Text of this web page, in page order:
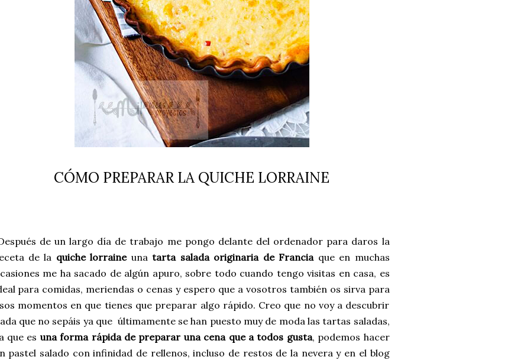
CÓMO PREPARAR LA QUICHE LORRAINE
de un largo día de trabajo me pongo delante del ordenador para daros la
de la quiche lorraineunatarta salada originaria de Franciaque en muchas
me ha sacado de algún apuro, sobre todo cuando tengo visitas en casa, es
para comidas, meriendas o cenas y espero que a vosotros también os sirva para
momentos en que tienes que preparar algo rápido. Creo que no voy a descubrir
que no sepáis ya que últimamente se han puesto muy de moda las tartas saladas,
que es una forma rápida de preparar una cena que a todos gusta, podemos hacer
pastel salado con infinidad de rellenos, incluso de restos de la nevera y en el blog